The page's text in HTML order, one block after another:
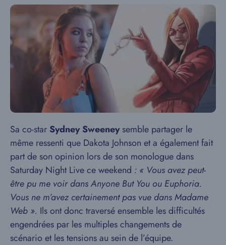
Sa co-star Sydney Sweeney semble partager le
même ressenti que Dakota Johnson et a également fait
part de son opinion lors de son monologue dans
Saturday Night Live ce weekend : « Vous avez peut-
être pu me voir dans Anyone But You ou Euphoria.
Vous ne m’avez certainement pas vue dans Madame
Web ». Ils ont donc traversé ensemble les difficultés
engendrées par les multiples changements de
scénario et les tensions au sein de l’équipe.